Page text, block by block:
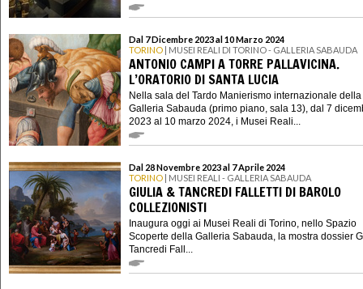
Dal 7 Dicembre 2023 al 10 Marzo 2024
TORINO | MUSEI REALI DI TORINO - GALLERIA SABAUDA
ANTONIO CAMPI A TORRE PALLAVICINA.
L’ORATORIO DI SANTA LUCIA
Nella sala del Tardo Manierismo internazionale della
Galleria Sabauda (primo piano, sala 13), dal 7
2023 al 10 marzo 2024, i Musei Reali...
Dal 28 Novembre 2023 al 7 Aprile 2024
TORINO | MUSEI REALI - GALLERIA SABAUDA
GIULIA & TANCREDI FALLETTI DI BAROLO
COLLEZIONISTI
Inaugura oggi ai Musei Reali di Torino, nello Spazio
Scoperte della Galleria Sabauda, la mostra dossier
Tancredi Fall...